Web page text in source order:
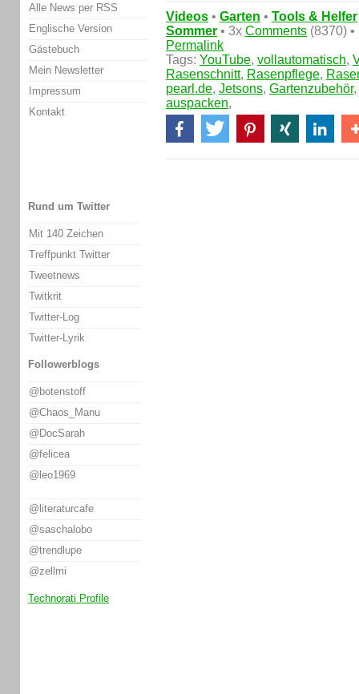
Videos • Garten • Tools & Helfer
Sommer • 3x Comments (8370) •
Permalink
Tags: YouTube, vollautomatisch,
Rasenschnitt, Rasenpflege,
pearl.de, Jetsons, Gartenzubehör,
auspacken,
Alle News per RSS
Englische Version
Gästebuch
Mein Newsletter
Impressum
Kontakt
Rund um Twitter
Mit 140 Zeichen
Treffpunkt Twitter
Tweetnews
Twitkrit
Twitter-Log
Twitter-Lyrik
Followerblogs
@botenstoff
@Chaos_Manu
@DocSarah
@felicea
@leo1969
@literaturcafe
@saschalobo
@trendlupe
@zellmi
Technorati Profile